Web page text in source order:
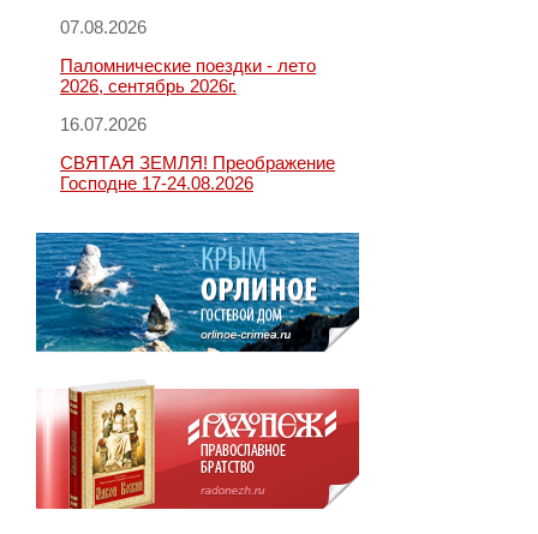
07.08.2026
Паломнические поездки - лето
2026, сентябрь 2026г.
16.07.2026
СВЯТАЯ ЗЕМЛЯ! Преображение
Господне 17-24.08.2026